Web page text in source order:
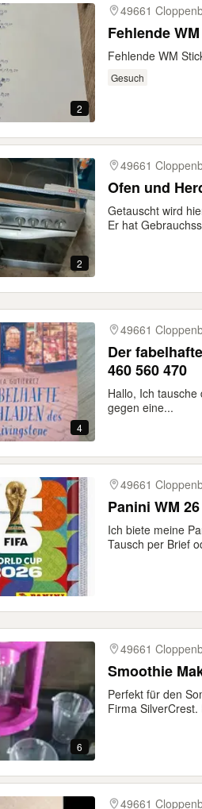
2
49661
Fehlende
Fehlende WM
Gesuch
2
49661
Ofen und
Getauscht wird
Er hat
4
49661
Der
460 560 470
Hallo, Ich
gegen eine...
49661
Panini WM
Ich biete meine
Tausch per Brief
6
49661
Smoothie
Perfekt für den
Firma SilverCrest.
49661